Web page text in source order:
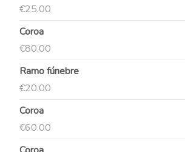
€25.00
Coroa
€80.00
Ramo fúnebre
€20.00
Coroa
€60.00